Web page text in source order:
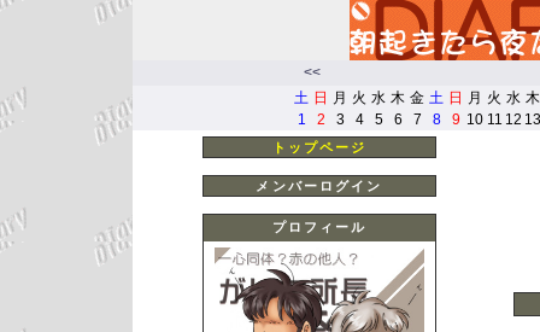
<<
土 日 月 火 水 木 金 土 日 月 火 水 木
1
2 3 4 5 6 7 8 9 10 11 12 13
トップページ
メンバーログイン
プロフィール